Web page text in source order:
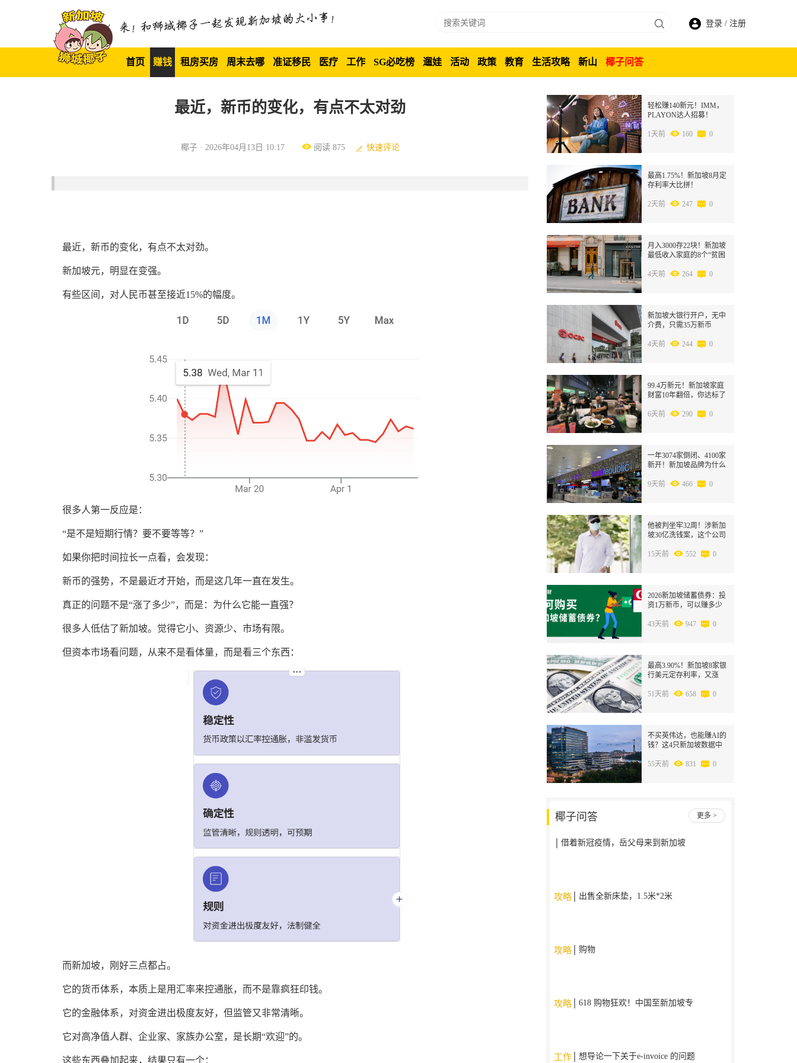
登录 / 注册
首页 赚钱 租房买房 周末去哪 准证移民 医疗 工作 SG必吃榜 遛娃 活动 政策 教育 生活攻略 新山 椰子问答
最近，新币的变化，有点不太对劲
椰子 · 2026年04月13日 10:17 阅读 875 快速评论
最近，新币的变化，有点不太对劲。
新加坡元，明显在变强。
有些区间，对人民币甚至接近15%的幅度。
很多人第一反应是：
“是不是短期行情？要不要等等？”
如果你把时间拉长一点看，会发现：
新币的强势，不是最近才开始，而是这几年一直在发生。
真正的问题不是“涨了多少”，而是：为什么它能一直强？
很多人低估了新加坡。觉得它小、资源少、市场有限。
但资本市场看问题，从来不是看体量，而是看三个东西：
而新加坡，刚好三点都占。
它的货币体系，本质上是用汇率来控通胀，而不是靠疯狂印钱。
它的金融体系，对资金进出极度友好，但监管又非常清晰。
它对高净值人群、企业家、家族办公室，是长期“欢迎”的。
这些东西叠加起来，结果只有一个：
1
轻松赚140新元！IMM，
PLAYON达人招募！
1天前 160 0
最高1.75%！新加坡8月定
存利率大比拼！
2天前 247 0
3
月入3000存22块！新加坡
最低收入家庭的8个“贫困
4天前
264 0
新加坡大银行开户，无中
介费，只需35万新币
4天前 244 0
5
99.4万新元！新加坡家庭
财富10年翻倍，你达标了
6天前
290 0
6
一年3074家倒闭、4100家
新开！新加坡品牌为什么
9天前
466 0
7
他被判坐牢32周！涉新加
坡30亿洗钱案，这个公司
15天前
552 0
8
2026新加坡储蓄债券：投
资1万新币，可以赚多少
43天前
947 0
9
最高3.90%！新加坡8家银
行美元定存利率，又涨
51天前
658 0
10
不买英伟达，也能赚AI的
钱？这4只新加坡数据中
55天前
831 0
椰子问答 更多 >
借着新冠疫情，岳父母来到新加坡
攻略 出售全新床垫，1.5米*2米
攻略 购物
攻略
618 购物狂欢！中国至新加坡专
工作 想导论一下关于e-invoice 的问题